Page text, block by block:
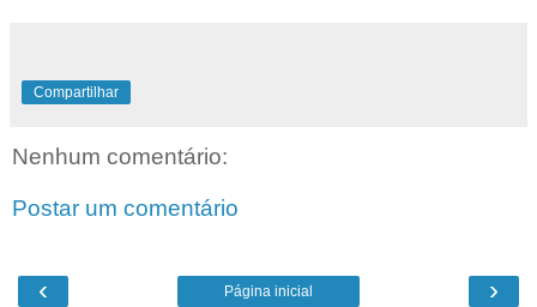
Compartilhar
Nenhum comentário:
Postar um comentário
‹ ›
Página inicial